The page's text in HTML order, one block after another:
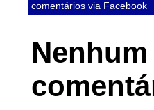
comentários via Facebook
Nenhum